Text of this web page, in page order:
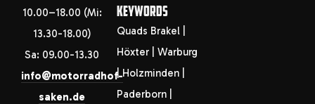
10.00–18.00 (Mi:
13.30-18.00)
Sa: 09.00-13.30
info@motorradhof-
saken.de
KEYWORDS
Quads Brakel |
Höxter | Warburg
| Holzminden |
Paderborn |